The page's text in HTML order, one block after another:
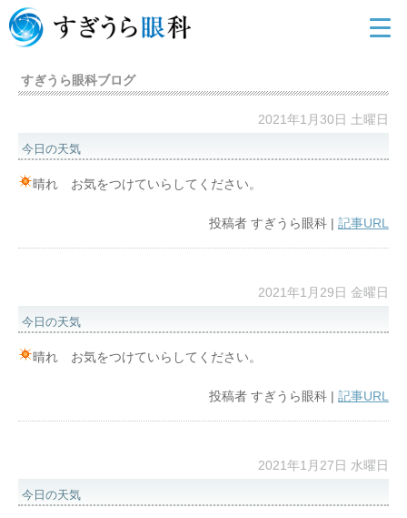
すぎうら眼科ブログ
2021年1月30日 土曜日
今日の天気
晴れ お気をつけていらしてください。
投稿者 すぎうら眼科 | 記事URL
2021年1月29日 金曜日
今日の天気
晴れ お気をつけていらしてください。
投稿者 すぎうら眼科 | 記事URL
2021年1月27日 水曜日
今日の天気